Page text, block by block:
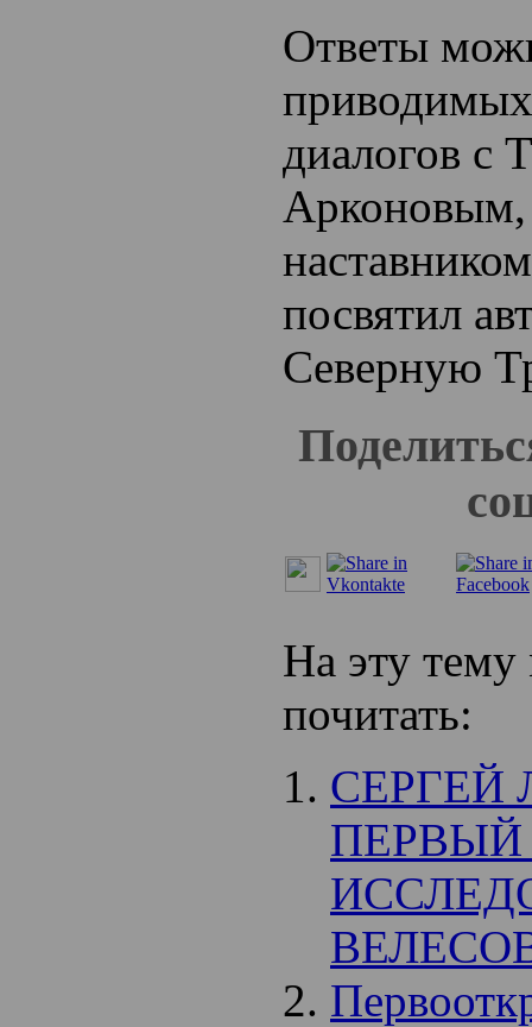
Ответы
диалогов с
посвятил
Северную
На эту
почитать:
СЕРГЕЙ
ПЕРВЫЙ